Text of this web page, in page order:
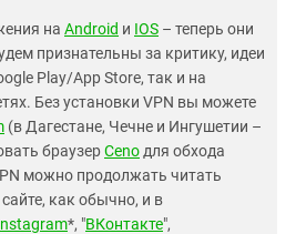
на Android и IOS – теперь они
признательны за критику, идеи
Play/App Store, так и на
Без установки VPN вы можете
(в Дагестане, Чечне и Ингушетии –
браузерCeno для обхода
можно продолжать читать
как обычно, и в
*, "ВКонтакте",